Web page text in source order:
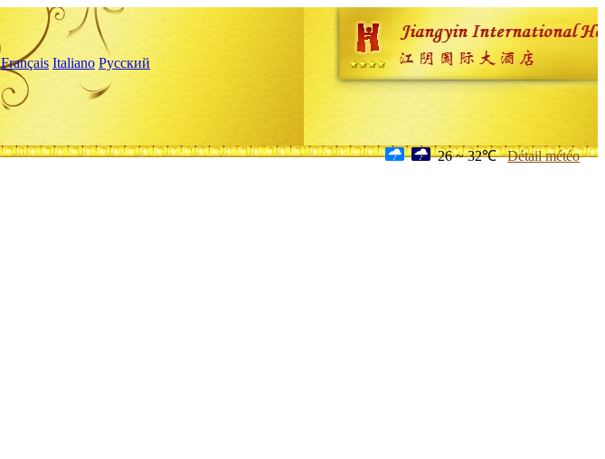
Français Italiano Русский
26 ~ 32℃ Détail météo